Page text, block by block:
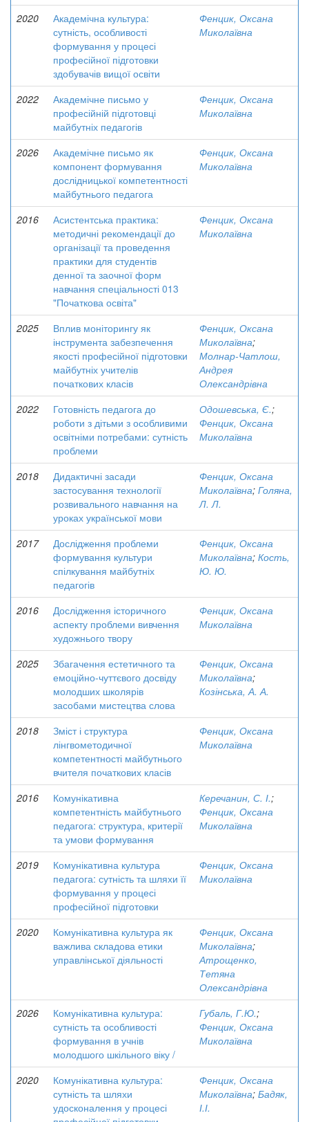
2020
Академічна культура:
сутність, особливості
формування у процесі
професійної підготовки
здобувачів вищої освіти
Фенцик, Оксана
Миколаївна
2022
Академічне письмо у
професійній підготовці
майбутніх педагогів
Фенцик, Оксана
Миколаївна
2026
Академічне письмо як
компонент формування
дослідницької компетентності
майбутнього педагога
Фенцик, Оксана
Миколаївна
2016
Асистентська практика:
методичні рекомендації до
організації та проведення
практики для студентів
денної та заочної форм
навчання спеціальності 013
"Початкова освіта"
Фенцик, Оксана
Миколаївна
2025
Вплив моніторингу як
інструмента забезпечення
якості професійної підготовки
майбутніх учителів
початкових класів
Фенцик, Оксана
Миколаївна;
Молнар-Чатлош,
Андрея
Олександрівна
2022
Готовність педагога до
роботи з дітьми з особливими
освітніми потребами: сутність
проблеми
Одошевська, Є.;
Фенцик, Оксана
Миколаївна
2018
Дидактичні засади
застосування технології
розвивального навчання на
уроках української мови
Фенцик, Оксана
Миколаївна; Голяна,
Л. Л.
2017
Дослідження проблеми
формування культури
спілкування майбутніх
педагогів
Фенцик, Оксана
Миколаївна; Кость,
Ю. Ю.
2016
Дослідження історичного
аспекту проблеми вивчення
художнього твору
Фенцик, Оксана
Миколаївна
2025
Збагачення естетичного та
емоційно-чуттєвого досвіду
молодших школярів
засобами мистецтва слова
Фенцик, Оксана
Миколаївна;
Козінська, А. А.
2018
Зміст і структура
лінгвометодичної
компетентності майбутнього
вчителя початкових класів
Фенцик, Оксана
Миколаївна
2016
Комунікативна
компетентність майбутнього
педагога: структура, критерії
та умови формування
Керечанин, С. І.;
Фенцик, Оксана
Миколаївна
2019
Комунікативна культура
педагога: сутність та шляхи її
формування у процесі
професійної підготовки
Фенцик, Оксана
Миколаївна
2020
Комунікативна культура як
важлива складова етики
управлінської діяльності
Фенцик, Оксана
Миколаївна;
Атрощенко,
Тетяна
Олександрівна
2026
Комунікативна культура:
сутність та особливості
формування в учнів
молодшого шкільного віку /
Губаль, Г.Ю.;
Фенцик, Оксана
Миколаївна
2020
Комунікативна культура:
сутність та шляхи
удосконалення у процесі
Фенцик, Оксана
Миколаївна; Бадяк,
І.І.